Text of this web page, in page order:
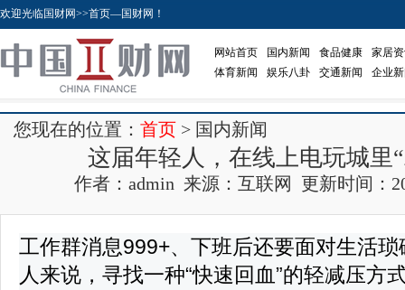
欢迎光临国财网>>首页—国财网！
网站首页 国内新闻 食品健康
家居
体育新闻
娱乐八卦 交通新闻 企业
您现在的位置： 首页 > 国内新闻
这届年轻人，在线上电玩城里
作者：admin 来源：互联网 更新时间：
工作群消息999+、下班后还要面对生活
人来说，寻找一种“快速回血”的轻减压方